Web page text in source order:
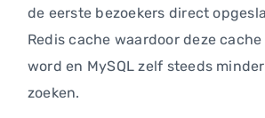
de eerste bezoekers direct
Redis cache waardoor deze
word en MySQL zelf steeds
zoeken.